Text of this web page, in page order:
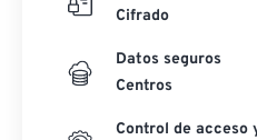
Cifrado
Datos seguros
Centros
Control de acceso